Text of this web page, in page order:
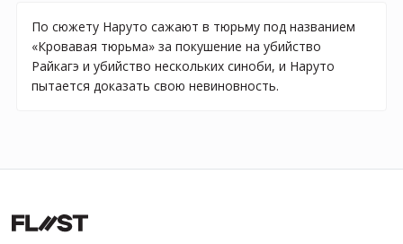
По сюжету Наруто сажают в тюрьму под названием
«Кровавая тюрьма» за покушение на убийство
Райкагэ и убийство нескольких синоби, и Наруто
пытается доказать свою невиновность.